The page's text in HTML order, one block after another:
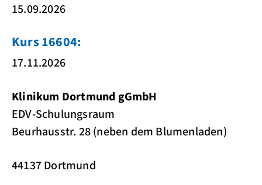
15.09.2026
Kurs 16604:
17.11.2026
Klinikum Dortmund gGmbH
EDV-Schulungsraum
Beurhausstr. 28 (neben dem Blumenladen)
44137 Dortmund